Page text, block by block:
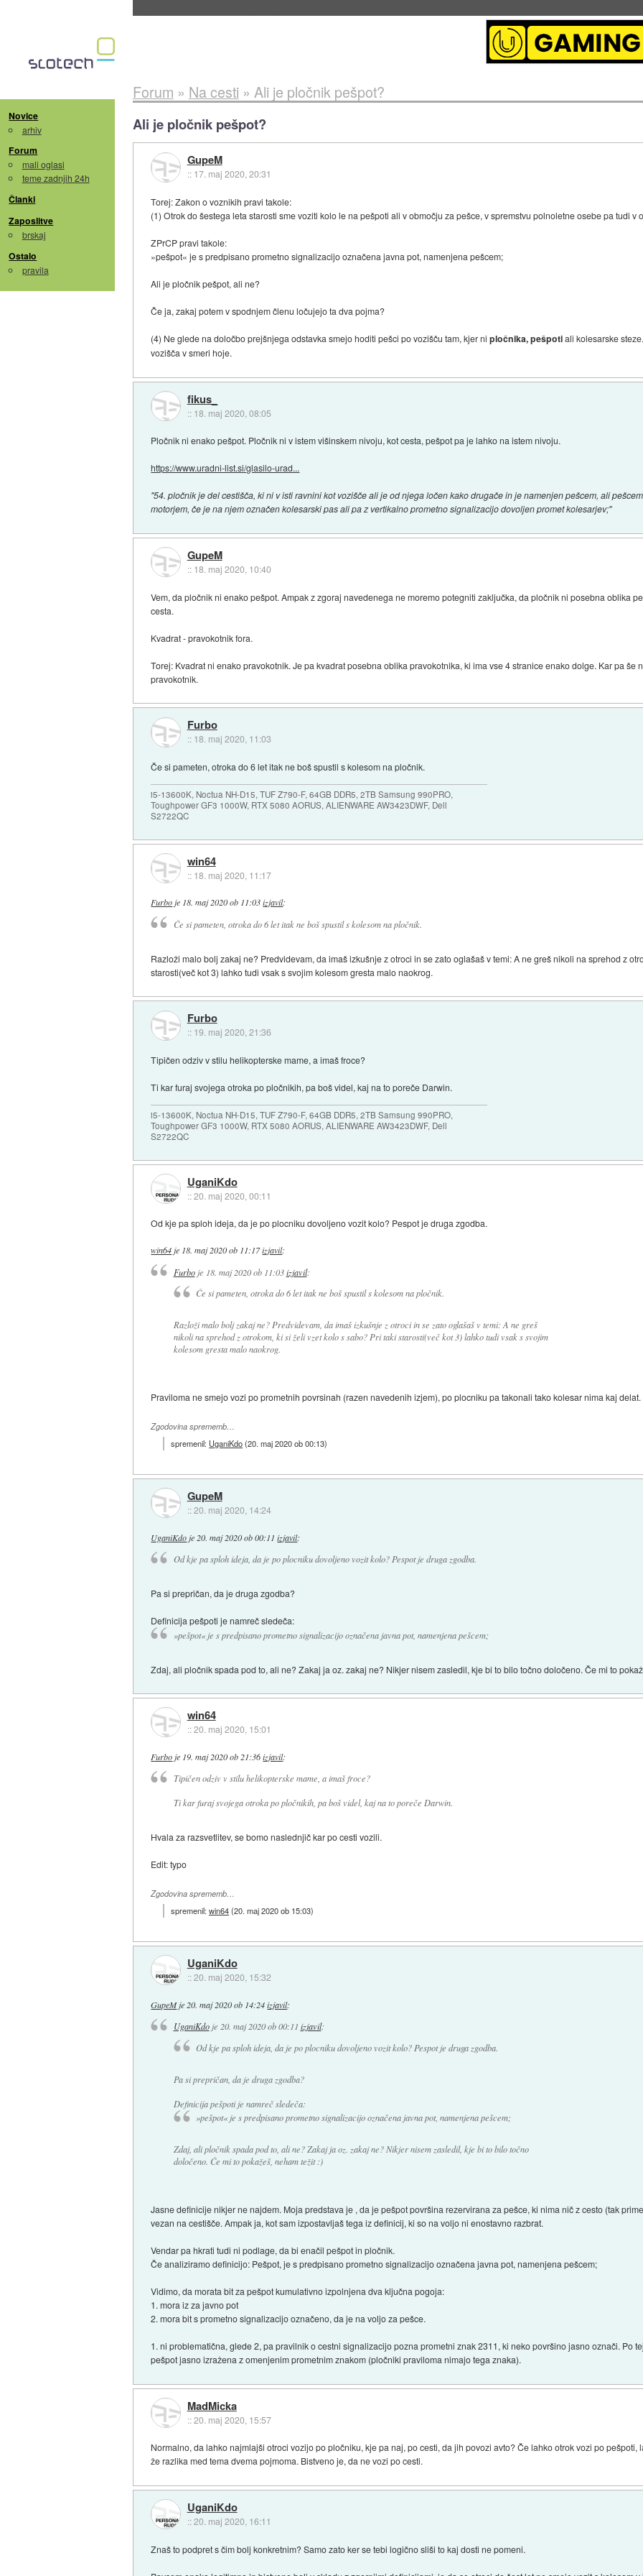
Novice
arhiv
Forum
mali oglasi
teme zadnjih 24h
Članki
Zaposlitve
brskaj
Ostalo
pravila
Forum » Na cesti » Ali je pločnik pešpot?
Ali je pločnik pešpot?
GupeM
:: 17. maj 2020, 20:31
Torej: Zakon o voznikih pravi takole:
(1) Otrok do šestega leta starosti sme voziti kolo le na pešpoti ali v območju za pešce, v spremstvu polnoletne osebe pa tudi v
ZPrCP pravi takole:
»pešpot« je s predpisano prometno signalizacijo označena javna pot, namenjena pešcem;
Ali je pločnik pešpot, ali ne?
Če ja, zakaj potem v spodnjem členu ločujejo ta dva pojma?
(4) Ne glede na določbo prejšnjega odstavka smejo hoditi pešci po vozišču tam, kjer nipločnika, pešpotiali kolesarske
vozišča v smeri hoje.
fikus_
:: 18. maj 2020, 08:05
Pločnik ni enako pešpot. Pločnik ni v istem višinskem nivoju, kot cesta, pešpot pa je lahko na istem nivoju.
https://www.uradni-list.si/glasilo-urad...
"54. pločnik je del cestišča, ki ni v isti ravnini kot vozišče ali je od njega ločen kako drugače in je namenjen pešcem, ali
motorjem, če je na njem označen kolesarski pas ali pa z vertikalno prometno signalizacijo dovoljen promet kolesarjev;"
GupeM
:: 18. maj 2020, 10:40
Vem, da pločnik ni enako pešpot. Ampak z zgoraj navedenega ne moremo potegniti zaključka, da pločnik ni posebna oblika
cesta.
Kvadrat - pravokotnik fora.
Torej: Kvadrat ni enako pravokotnik. Je pa kvadrat posebna oblika pravokotnika, ki ima vse 4 stranice enako dolge. Kar pa še
pravokotnik.
Furbo
:: 18. maj 2020, 11:03
Če si pameten, otroka do 6 let itak ne boš spustil s kolesom na pločnik.
i5-13600K, Noctua NH-D15, TUF Z790-F, 64GB DDR5, 2TB Samsung 990PRO,
Toughpower GF3 1000W, RTX 5080 AORUS, ALIENWARE AW3423DWF, Dell
S2722QC
win64
:: 18. maj 2020, 11:17
Furboje 18. maj 2020 ob 11:03 izjavil:
Če si pameten, otroka do 6 let itak ne boš spustil s kolesom na pločnik.
Razloži malo bolj zakaj ne? Predvidevam, da imaš izkušnje z otroci in se zato oglašaš v temi: A ne greš nikoli na sprehod z
starosti(več kot 3) lahko tudi vsak s svojim kolesom gresta malo naokrog.
Furbo
:: 19. maj 2020, 21:36
Tipičen odziv v stilu helikopterske mame, a imaš froce?
Ti kar furaj svojega otroka po pločnikih, pa boš videl, kaj na to poreče Darwin.
i5-13600K, Noctua NH-D15, TUF Z790-F, 64GB DDR5, 2TB Samsung 990PRO,
Toughpower GF3 1000W, RTX 5080 AORUS, ALIENWARE AW3423DWF, Dell
S2722QC
UganiKdo
::20. maj 2020, 00:11
Od kje pa sploh ideja, da je po plocniku dovoljeno vozit kolo? Pespot je druga zgodba.
win64je 18. maj 2020 ob 11:17izjavil:
Furboje 18. maj 2020 ob 11:03 izjavil:
Če si pameten, otroka do 6 let itak ne boš spustil s kolesom na pločnik.
Razloži malo bolj zakaj ne? Predvidevam, da imaš izkušnje z otroci in se zato oglašaš v temi: A ne greš
nikoli na sprehod z otrokom, ki si želi vzet kolo s sabo? Pri taki starosti(več kot 3) lahko tudi vsak s svojim
kolesom gresta malo naokrog.
Praviloma ne smejo vozi po prometnih povrsinah (razen navedenih izjem), po plocniku pa takonali tako kolesar nima kaj delat.
Zgodovina sprememb…
spremenil: UganiKdo(20. maj 2020 ob 00:13)
GupeM
::20. maj 2020, 14:24
UganiKdo je 20. maj 2020 ob 00:11 izjavil:
Od kje pa sploh ideja, da je po plocniku dovoljeno vozit kolo? Pespot je druga zgodba.
Pa si prepričan, da je druga zgodba?
Definicija pešpoti je namreč sledeča:
»pešpot« je s predpisano prometno signalizacijo označena javna pot, namenjena pešcem;
Zdaj, ali pločnik spada pod to, ali ne? Zakaj ja oz. zakaj ne? Nikjer nisem zasledil, kje bi to bilo točno določeno. Če mi to
win64
::20. maj 2020, 15:01
Furbo je 19. maj 2020 ob 21:36 izjavil:
Tipičen odziv v stilu helikopterske mame, a imaš froce?
Ti kar furaj svojega otroka po pločnikih, pa boš videl, kaj na to poreče Darwin.
Hvala za razsvetlitev, se bomo naslednjič kar po cesti vozili.
Edit: typo
Zgodovina sprememb…
spremenil:win64(20. maj 2020 ob 15:03)
UganiKdo
::20. maj 2020, 15:32
GupeMje 20. maj 2020 ob 14:24 izjavil:
UganiKdoje 20. maj 2020 ob 00:11 izjavil:
Od kje pa sploh ideja, da je po plocniku dovoljeno vozit kolo? Pespot je druga zgodba.
Pa si prepričan, da je druga zgodba?
Definicija pešpoti je namreč sledeča:
»pešpot« je s predpisano prometno signalizacijo označena javna pot, namenjena pešcem;
Zdaj, ali pločnik spada pod to, ali ne? Zakaj ja oz. zakaj ne? Nikjer nisem zasledil, kje bi to bilo točno
določeno. Če mi to pokažeš, neham težit :)
Jasne definicije nikjer ne najdem. Moja predstava je , da je pešpot površina rezervirana za pešce, ki nima nič z cesto (tak
vezan na cestišče. Ampak ja, kot sam izpostavljaš tega iz definicij, ki so na voljo ni enostavno razbrat.
Vendar pa hkrati tudi ni podlage, da bi enačil pešpot in pločnik.
Če analiziramo definicijo: Pešpot, je s predpisano prometno signalizacijo označena javna pot, namenjena pešcem;
Vidimo, da morata bit za pešpot kumulativno izpolnjena dva ključna pogoja:
1. mora iz za javno pot
2. mora bit s prometno signalizacijo označeno, da je na voljo za pešce.
1. ni problematična, glede 2, pa pravilnik o cestni signalizacijo pozna prometni znak 2311, ki neko površino jasno označi. Po
pešpot jasno izražena z omenjenim prometnim znakom (pločniki praviloma nimajo tega znaka).
MadMicka
::20. maj 2020, 15:57
Normalno, da lahko najmlajši otroci vozijo po pločniku, kje pa naj, po cesti, da jih povozi avto? Če lahko otrok vozi po
že razlika med tema dvema pojmoma. Bistveno je, da ne vozi po cesti.
UganiKdo
::20. maj 2020, 16:11
Znaš to podpret s čim bolj konkretnim? Samo zato ker se tebi logično sliši to kaj dosti ne pomeni.